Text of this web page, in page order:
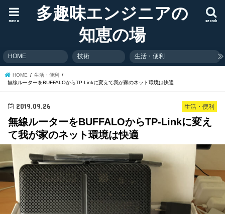
多趣味エンジニアの
知恵の場
search
menu
HOME 技術 生活・便利
HOME
生活・便利
無線ルーターをBUFFALOからTP-Linkに変えて我が家のネット環境は快適
生活・便利
2019.09.26
無線ルーターをBUFFALOからTP-Linkに変え
て我が家のネット環境は快適